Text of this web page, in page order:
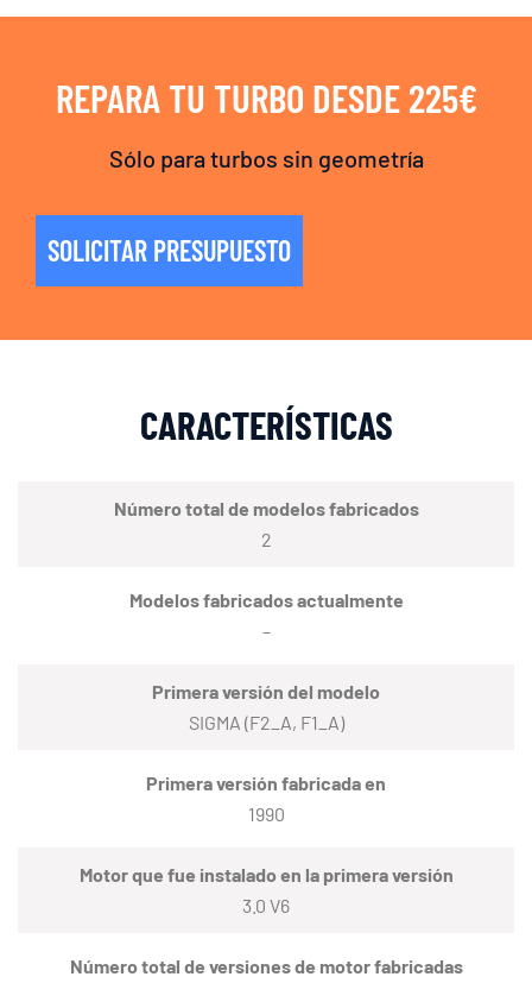
REPARA TU TURBO DESDE 225€
Sólo para turbos sin geometría
SOLICITAR PRESUPUESTO
CARACTERÍSTICAS
Número total de modelos fabricados
2
Modelos fabricados actualmente
–
Primera versión del modelo
SIGMA (F2_A, F1_A)
Primera versión fabricada en
1990
Motor que fue instalado en la primera versión
3.0 V6
Número total de versiones de motor fabricadas